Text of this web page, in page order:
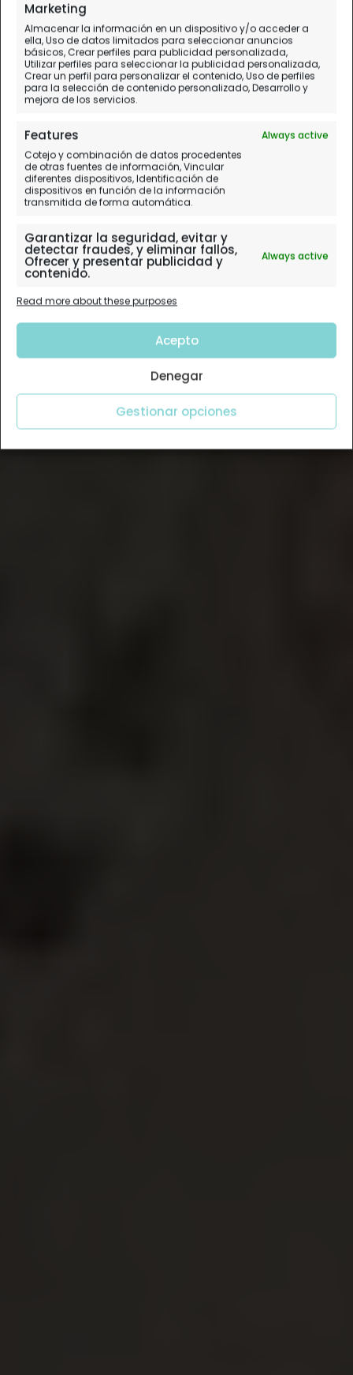
Marketing
Almacenar la información en un dispositivo y/o acceder a
ella, Uso de datos limitados para seleccionar anuncios
básicos, Crear perfiles para publicidad personalizada,
Utilizar perfiles para seleccionar la publicidad personalizada,
Crear un perfil para personalizar el contenido, Uso de perfiles
para la selección de contenido personalizado, Desarrollo y
mejora de los servicios.
Features
Always active
Cotejo y combinación de datos procedentes
de otras fuentes de información, Vincular
diferentes dispositivos, Identificación de
dispositivos en función de la información
transmitida de forma automática.
Garantizar la seguridad, evitar y
detectar fraudes, y eliminar fallos,
Ofrecer y presentar publicidad y
contenido.
Always active
Read more about these purposes
Acepto
Denegar
Gestionar opciones